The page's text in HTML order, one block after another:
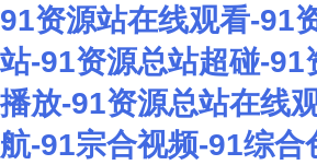
91资源站在线观看-91
站-91资源总站超碰-91
播放-91资源总站在线
航-91宗合视频-91综合